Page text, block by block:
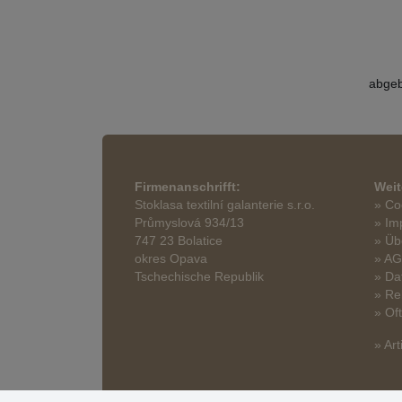
Firmenanschrifft:
Stoklasa textilní galanterie s.r.o.
Průmyslová 934/13
747 23 Bolatice
okres Opava
Tschechische Republik
»
»
»
»
»
»
»
»